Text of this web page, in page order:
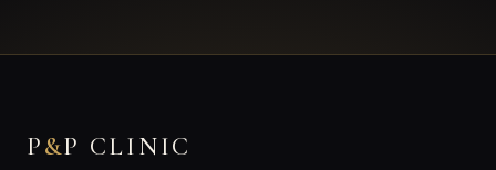
P&P CLINIC